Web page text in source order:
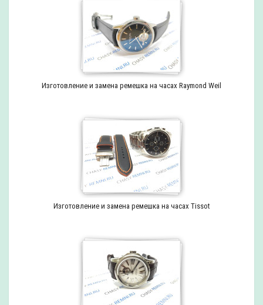
Изготовление и замена ремешка на часах Raymond Weil
Изготовление и замена ремешка на часах Tissot